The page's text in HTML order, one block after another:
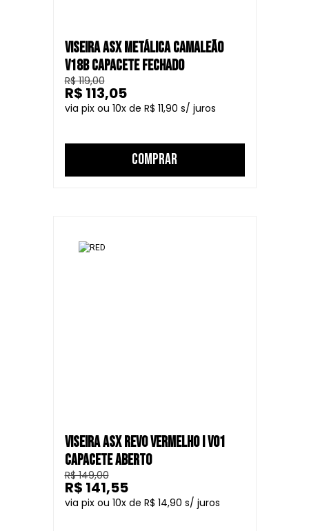
VISEIRA ASX METÁLICA CAMALEÃO
V18B CAPACETE FECHADO
R$ 119,00
10
R$ 11,90
R$ 113,05
COMPRAR
VISEIRA ASX REVO VERMELHO I V01
CAPACETE ABERTO
R$ 149,00
10
R$ 14,90
R$ 141,55